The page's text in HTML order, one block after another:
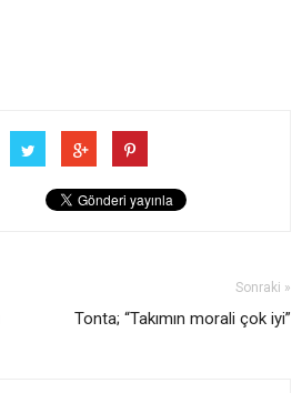
Sonraki »
Tonta; “Takımın morali çok iyi”